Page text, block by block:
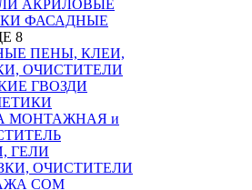
АКРИЛОВЫЕ
ФАСАДНЫЕ
8
ПЕНЫ, КЛЕИ,
ОЧИСТИТЕЛИ
ГВОЗДИ
МОНТАЖНАЯ и
ГЕЛИ
ОЧИСТИТЕЛИ
СОМ